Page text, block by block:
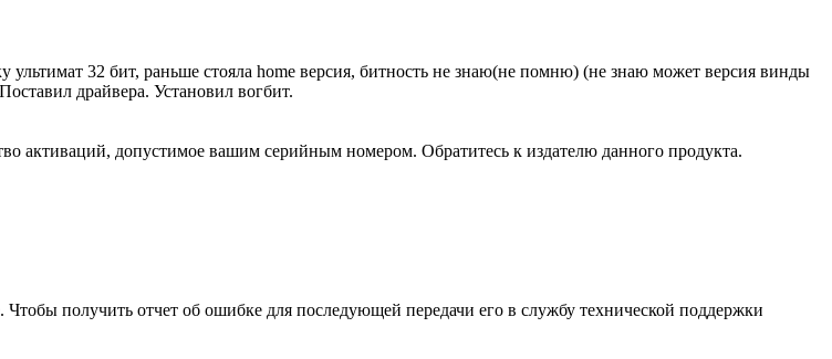
32 бит, раньше стояла home версия, битность не знаю(не помню) (не знаю может версия винды
драйвера. Установил вогбит.
активаций, допустимое вашим серийным номером. Обратитесь к издателю данного продукта.
получить отчет об ошибке для последующей передачи его в службу технической поддержки